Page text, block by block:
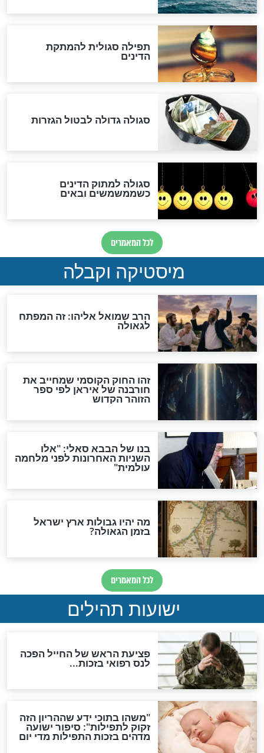
לכל המאמרים
אחרית הימים
האם אפשר לחשב את הקץ?
מה יהיה בימות המשיח?
"לפני הגאולה תהיה אפיקורסות
והכחשה גדולה מאוד של
האמונה"
האם לאחר בוא המשיח יהיה
אפשר לחזור בתשובה?
לכל המאמרים
להמתקת הדינים וביטול
גזרות
סגולת ע"ב שמות הקודש
תפילה סגולית להמתקת
הדינים